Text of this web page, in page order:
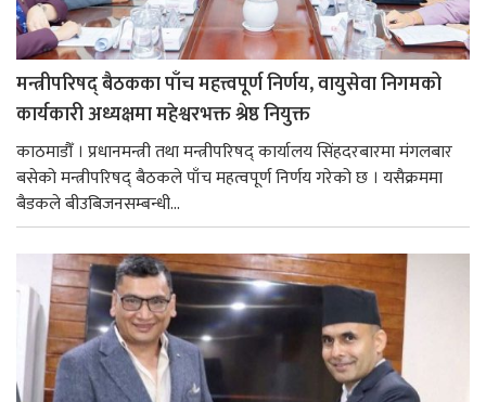
मन्त्रीपरिषद् बैठकका पाँच महत्त्वपूर्ण निर्णय, वायुसेवा निगमको
कार्यकारी अध्यक्षमा महेश्वरभक्त श्रेष्ठ नियुक्त
काठमाडौँ । प्रधानमन्त्री तथा मन्त्रीपरिषद् कार्यालय सिंहदरबारमा मंगलबार
बसेको मन्त्रीपरिषद् बैठकले पाँच महत्वपूर्ण निर्णय गरेको छ । यसैक्रममा
बैडकले बीउबिजनसम्बन्धी...